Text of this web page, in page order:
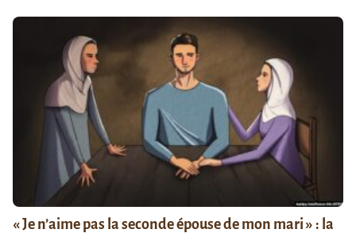
« Je n’aime pas la seconde épouse de mon mari » : la